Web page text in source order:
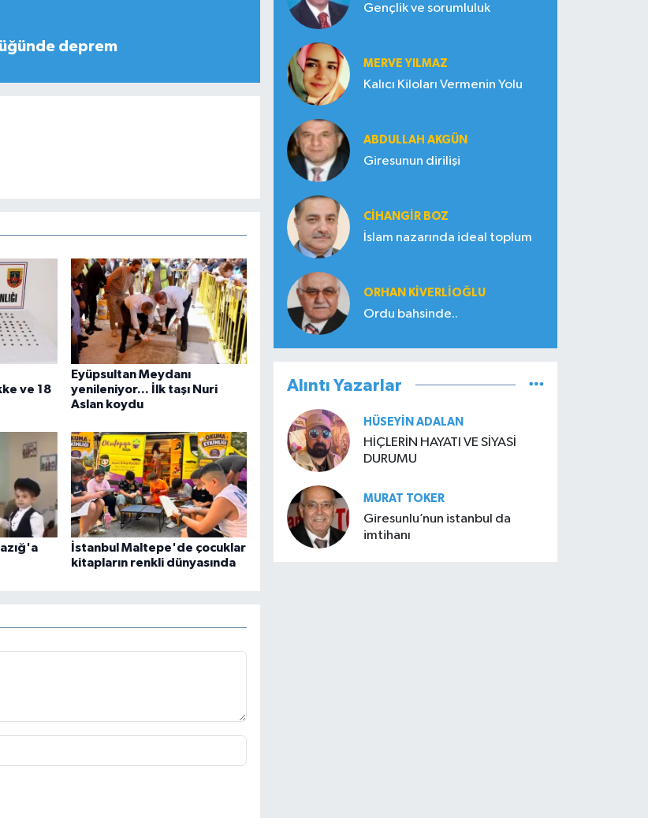
deprem
ve 18
Eyüpsultan Meydanı
yenileniyor... İlk taşı Nuri
Aslan koydu
İstanbul Maltepe'de çocuklar
kitapların renkli dünyasında
Gençlik ve sorumluluk
MERVE YILMAZ
Kalıcı Kiloları Vermenin Yolu
ABDULLAH AKGÜN
Giresunun dirilişi
CIHANGIR BOZ
İslam nazarında ideal toplum
ORHAN KIVERLIOĞLU
Ordu bahsinde..
Alıntı Yazarlar
HÜSEYIN ADALAN
HİÇLERİN HAYATI VE SİYASİ
DURUMU
MURAT TOKER
Giresunlu’nun istanbul da
imtihanı